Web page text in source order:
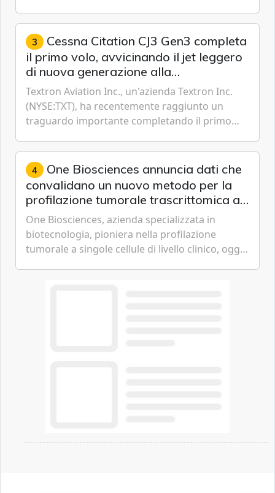
sostenibilità 2026, una panora...
3 Cessna Citation CJ3 Gen3 completa
il primo volo, avvicinando il jet leggero
di nuova generazione alla
certificazione
Textron Aviation Inc., un'azienda Textron Inc.
(NYSE:TXT), ha recentemente raggiunto un
traguardo importante completando il primo
Gen3, avvicinando i...
4 One Biosciences annuncia dati che
convalidano un nuovo metodo per la
profilazione tumorale trascrittomica a
singole cellule da campioni istologici
One Biosciences, azienda specializzata in
biotecnologia, pioniera nella profilazione
tumorale a singole cellule di livello clinico, oggi